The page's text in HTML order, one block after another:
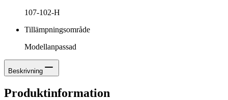
107-102-H
Tillämpningsområde
Modellanpassad
Beskrivning
Produktinformation